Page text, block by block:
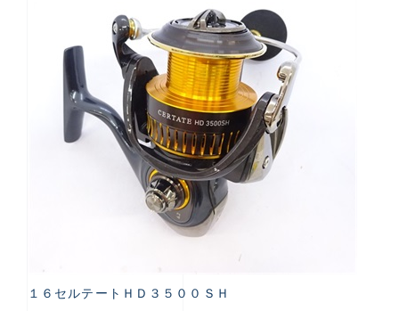
１６セルテートＨＤ３５００ＳＨ